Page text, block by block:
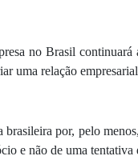
no Brasil
uma relação
por, pelo
e não de uma